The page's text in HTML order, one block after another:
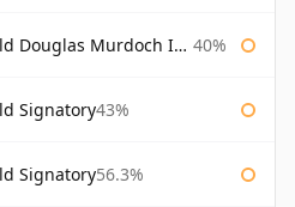
Independent Bottling 40%
Signatory43%
Signatory56.3%